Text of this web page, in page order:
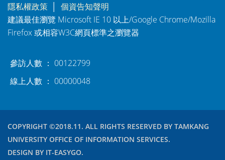
隱私權政策
個資告知聲明
建議最佳瀏覽 Microsoft IE 10 以上/Google Chrome/Mozilla
Firefox 或相容W3C網頁標準之瀏覽器
參訪人數 ： 00122799
線上人數 ： 00000048
COPYRIGHT ©2018.11. ALL RIGHTS RESERVED BY TAMKANG
UNIVERSITY OFFICE OF INFORMATION SERVICES.
DESIGN BY IT-EASYGO.